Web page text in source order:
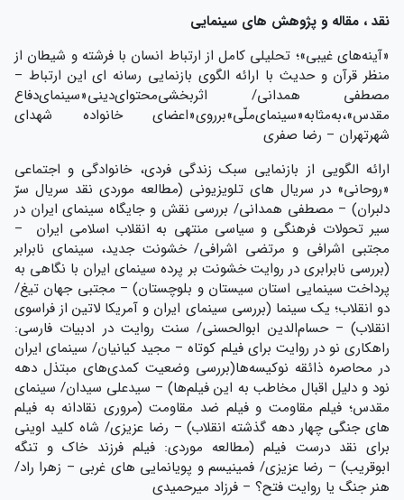
نقد ، مقاله و پژوهش های سینمایی
«آینه‌های غیبی»؛ تحلیلی کامل از ارتباط انسان با فرشته و شیطان از
منظر قرآن و حدیث با ارائه الگوی بازنمایی رسانه ای این ارتباط –
مصطفی همدانی/ اثربخشی‌محتوای‌دینی«سینمای‌دفاع
مقدس»،به‌مثابه«سینمای‌ملّی»برروی«اعضای خانواده شهدای
شهرتهران – رضا صفری
ارائه الگویی از بازنمایی سبک زندگی فردی، خانوادگی و اجتماعی
«روحانی» در سریال های تلویزیونی (مطالعه موردی نقد سریال سرّ
دلبران) – مصطفی همدانی/ بررسی نقش و جایگاه سینمای ایران در
سیر تحولات فرهنگی و سیاسی منتهی به انقلاب اسلامی ایران –
مجتبی اشرافی و مرتضی اشرافی/ خشونت جدید، سینمای نابرابر
(بررسی نابرابری در روایت خشونت بر پرده سینمای ایران با نگاهی به
پرداخت سینمایی استان سیستان و بلوچستان) – مجتبی جهان تیغ/
دو انقلاب؛ یک سینما (بررسی سینمای ایران و آمریکا لاتین از فراسوی
انقلاب) – حسام‌الدین ابوالحسنی/ سنت روایت در ادبیات فارسی:
راهکاری نو در روایت برای فیلم کوتاه – مجید کیانیان/ سینمای ایران
در محاصره ذائقه نوکیسه‌ها(بررسی وضعیت کمدی‌های مبتذل دهه
نود و دلیل اقبال مخاطب به این فیلم‌ها) – سیدعلی سیدان/ سینمای
مقدس؛ فیلم مقاومت و فیلم ضد مقاومت (مروری نقادانه به فیلم
های جنگی چهار دهه گذشته انقلاب) – رضا عزیزی/ شاه کلید اوینی
برای نقد درست فیلم (مطالعه موردی: فیلم فرزند خاک و تنگه
ابوقریب) – رضا عزیزی/ فمینیسم و پویانمایی های غربی – زهرا راد/
هنر جنگ یا روایت فتح؟ – فرزاد میرحمیدی